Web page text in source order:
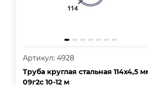
Артикул: 4928
Труба круглая стальная 114х4,5
09г2с 10-12 м